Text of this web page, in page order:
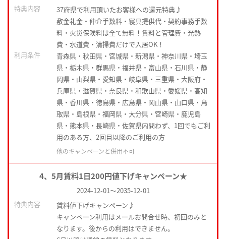
特典内容
37府県で利用頂いたお客様への還元特典♪
敷金礼金・仲介手数料・寝具提供代・契約事務手数
料・火災保険料は全て無料！賃料と管理費・光熱
費・水道費・清掃費だけで入居OK！
利用条件
青森県・秋田県・宮城県・新潟県・神奈川県・埼玉
県・栃木県・群馬県・福井県・富山県・石川県・静
岡県・山梨県・愛知県・岐阜県・三重県・大阪府・
兵庫県・滋賀県・奈良県・和歌山県・愛媛県・高知
県・香川県・徳島県・広島県・岡山県・山口県・鳥
取県・島根県・福岡県・大分県・宮崎県・鹿児島
県・熊本県・長崎県・佐賀県内問わず、1回でもご利
用のある方、2回目以降のご利用の方
他のキャンペーンと併用不可
4、5月賃料1日200円値下げキャンペーン★
2024-12-01～2035-12-01
特典内容
賃料値下げキャンペーン♪
キャンペーン利用はメールお問合せ時、初回のみと
なります。後からの利用はできません。